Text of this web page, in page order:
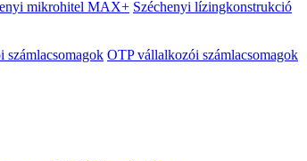
mikrohitel MAX+ Széchenyi lízingkonstrukció
OTP vállalkozói számlacsomagok